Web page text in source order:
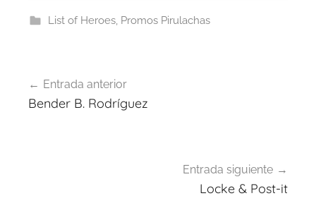
List of Heroes, Promos Pirulachas
de
Entrada anterior
Bender B. Rodríguez
Entrada siguiente
Locke & Post-it